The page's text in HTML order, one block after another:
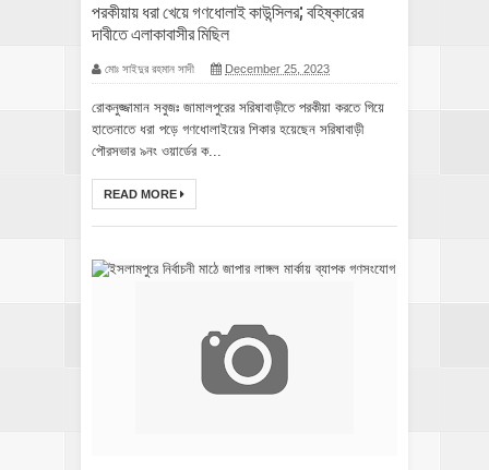
পরকীয়ায় ধরা খেয়ে গণধোলাই কাউন্সিলর; বহিষ্কারের
দাবীতে এলাকাবাসীর মিছিল
মোঃ সাইদুর রহমান সাদী December 25, 2023
রোকনুজ্জামান সবুজঃ জামালপুরের সরিষাবাড়ীতে পরকীয়া করতে গিয়ে
হাতেনাতে ধরা পড়ে গণধোলাইয়ের শিকার হয়েছেন সরিষাবাড়ী
পৌরসভার ৯নং ওয়ার্ডের ক...
READ MORE